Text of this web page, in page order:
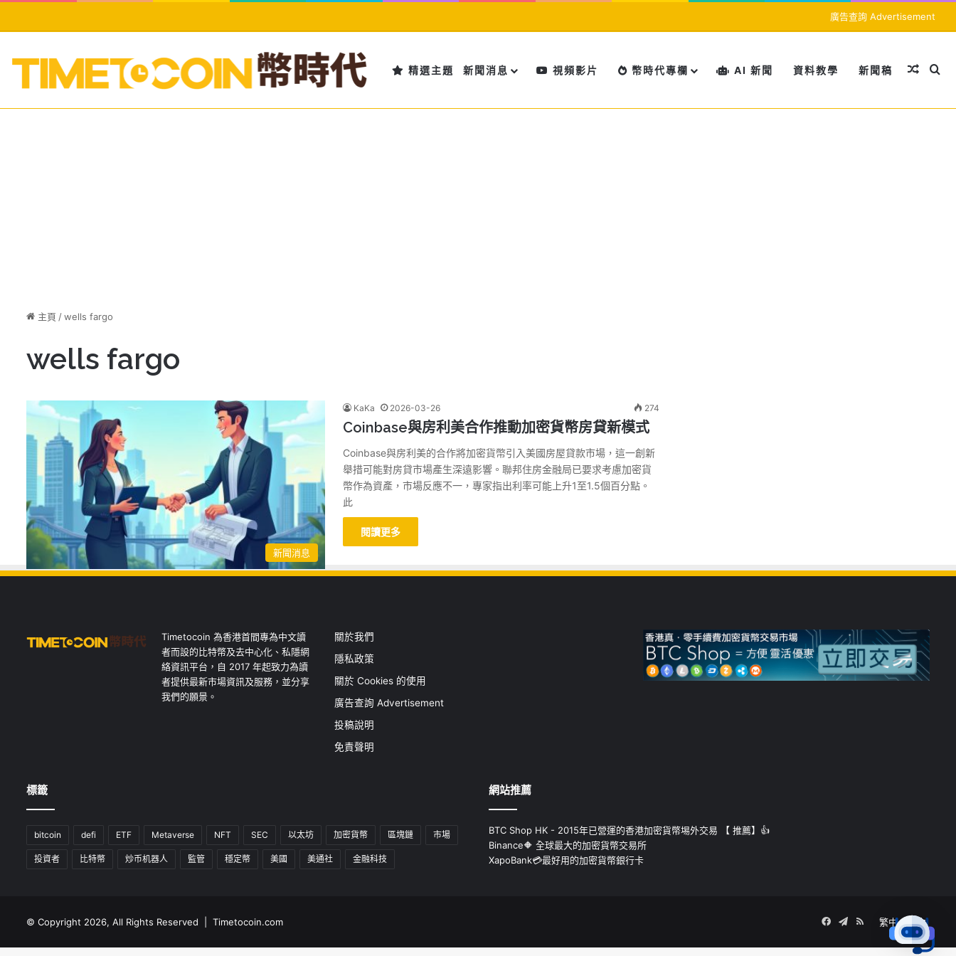
廣告查詢 Advertisement
精選主題 新聞消息 視頻影片 幣時代專欄 AI 新聞 資料教學 新聞稿 隨機文
搜
主頁 /wells fargo
wells fargo
新聞消息
KaKa 2026-03-26 274
Coinbase與房利美合作推動加密貨幣房貸新模式
Coinbase與房利美的合作將加密貨幣引入美國房屋貸款市場，這一創新
舉措可能對房貸市場產生深遠影響。聯邦住房金融局已要求考慮加密貨
幣作為資產，市場反應不一，專家指出利率可能上升1至1.5個百分點。
此
閱讀更多
Timetocoin 為香港首間專為中文讀
者而設的比特幣及去中心化、私隱網
絡資訊平台，自 2017 年起致力為讀
者提供最新市場資訊及服務，並分享
我們的願景。
關於我們
隱私政策
關於 Cookies 的使用
廣告查詢 Advertisement
投稿說明
免責聲明
標籤
bitcoin defi ETF Metaverse NFT SEC 以太坊 加密貨幣 區塊鏈 市場
投資者 比特幣 炒币机器人 監管 穩定幣 美國 美通社 金融科技
網站推薦
BTC Shop HK - 2015年已營運的香港加密貨幣埸外交易 【 推薦】👍
Binance🔶 全球最大的加密貨幣交易所
XapoBank💳最好用的加密貨幣銀行卡
© Copyright 2026, All Rights Reserved | Timetocoin.com 繁中 簡中
Facebook
Telegram
RSS